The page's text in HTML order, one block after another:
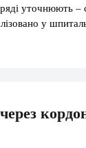
уточнюють –
у
повідомлялось, у